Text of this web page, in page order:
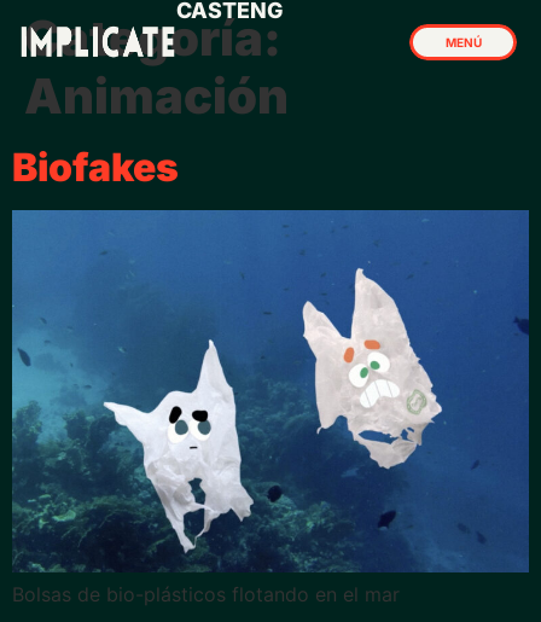
CASTENG
MENÚ
Categoría:
Animación
Biofakes
Bolsas de bio-plásticos flotando en el mar